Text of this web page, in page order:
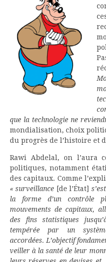
que la technologie ne
mondialisation, choix
du progrès de l’histoire et
Rawi Abdelal, on l’aura
politiques, notamment
des capitaux. Comme
« surveillance [de l’État]
la forme d’un contrôle
mouvements de capitaux,
des fins statistiques
tempérée par un
accordées. L’objectif
veiller à la santé de leur